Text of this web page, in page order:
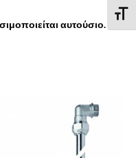
αυτούσιο.